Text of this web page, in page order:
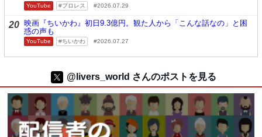
YouTube プロレス 2026.07.29
20 映画『ちいかわ』初日9.3億円。観た人から「こんな話なの」と困
惑の声も
YouTube ちいかわ 2026.07.27
@livers_world さんのポストを見る